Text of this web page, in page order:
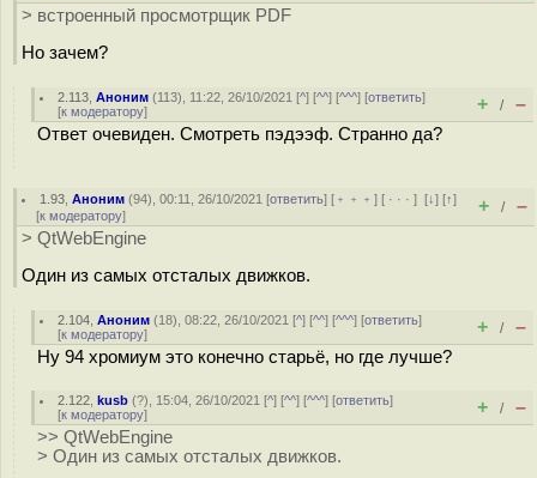
> встроенный просмотрщик PDF
Но зачем?
2.113 ,Аноним (113), 11:22, 26/10/2021 [^] [^^] [^^^] [ответить]
[к модератору] + / –
Ответ очевиден. Смотреть пэдээф. Странно да?
1.93 ,Аноним (94), 00:11, 26/10/2021 [ответить] [ ﹢﹢﹢] [ · · ·][↓] [↑]
[к модератору] + / –
> QtWebEngine
Один из самых отсталых движков.
2.104 ,Аноним (18), 08:22, 26/10/2021 [^] [^^] [^^^] [ответить]
[к модератору] + / –
Ну 94 хромиум это конечно старьё, но где лучше?
2.122 ,kusb (?), 15:04, 26/10/2021 [^] [^^] [^^^] [ответить]
[к модератору] + / –
>> QtWebEngine
> Один из самых отсталых движков.